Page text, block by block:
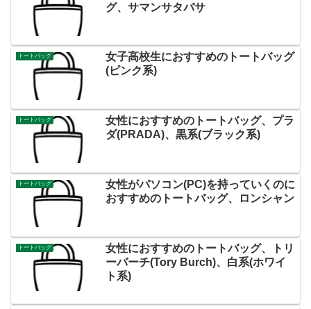
グ、サマンサタバサ
トートバッグ
女子高校生におすすめのトートバッグ
(ピンク系)
トートバッグ
女性におすすめのトートバッグ、プラ
ダ(PRADA)、黒系(ブラック系)
トートバッグ
女性がパソコン(PC)を持っていくのに
おすすめのトートバッグ、ロンシャン
トートバッグ
女性におすすめのトートバッグ、トリ
ーバーチ(Tory Burch)、白系(ホワイ
ト系)